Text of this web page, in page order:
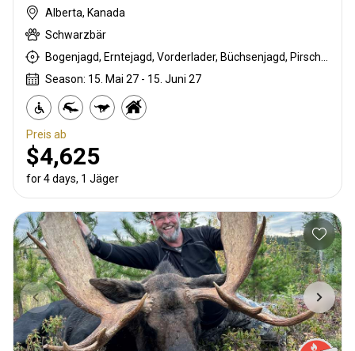
Alberta, Kanada
Schwarzbär
Season: 15. Mai 27 - 15. Juni 27
Preis ab
$4,625
for 4 days, 1 Jäger